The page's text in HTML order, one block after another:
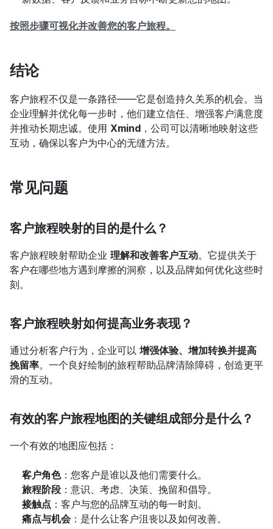
按照步骤可视化并改善您的客户旅程。
结论
客户旅程不仅是一条路径——它是创造持久关系的机会。当
企业理解并优化每一步时，他们建立信任、增强客户满意度
并推动长期忠诚。使用 Xmind ，公司可以清晰地映射这些
互动，确保以客户为中心的无缝方法。
常见问题
客户旅程映射的目的是什么？
客户旅程映射帮助企业 理解和改善客户互动。它提供关于
客户在哪些地方遇到摩擦的洞察，以及品牌如何优化这些时
刻。
客户旅程映射如何提高业务表现？
通过分析客户行为，企业可以 增强体验、增加转换并提高
挽留率。一个良好绘制的旅程帮助品牌清除障碍，创造更平
滑的互动。
有效的客户旅程地图的关键组成部分是什么？
一个有效的地图应包括：
客户角色：您客户是谁以及他们需要什么。
旅程阶段 ：意识、考虑、决策、挽留和倡导。
接触点 ：客户与您的品牌互动的每一时刻。
痛点与机会 ：是什么让客户沮丧以及如何改善。